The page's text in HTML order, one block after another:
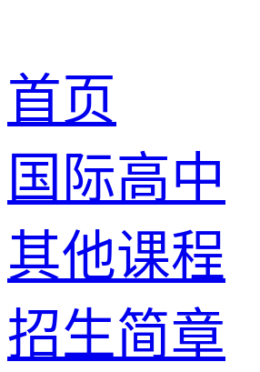
首页
国际高中
其他课程
招生简章